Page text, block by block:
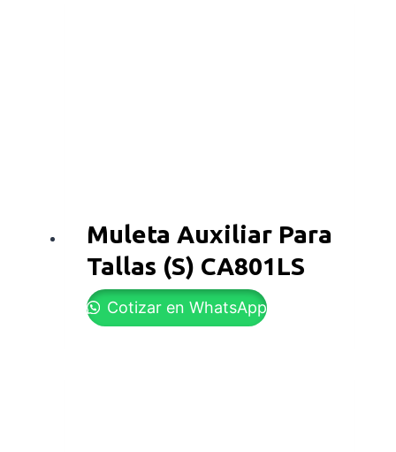
Muleta Auxiliar Para
Tallas (S) CA801LS
Cotizar en WhatsApp